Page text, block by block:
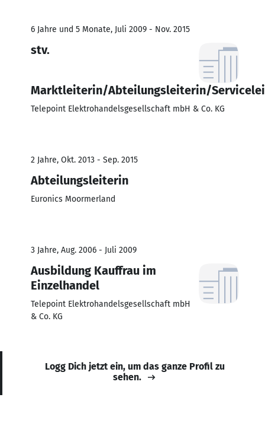
6 Jahre und 5 Monate, Juli 2009 - Nov. 2015
stv.
Marktleiterin/Abteilungsleiterin/
Telepoint Elektrohandelsgesellschaft mbH & Co. KG
2 Jahre, Okt. 2013 - Sep. 2015
Abteilungsleiterin
Euronics Moormerland
3 Jahre, Aug. 2006 - Juli 2009
Ausbildung Kauffrau im
Einzelhandel
Telepoint Elektrohandelsgesellschaft mbH
& Co. KG
Logg Dich jetzt ein, um das ganze Profil zu
sehen.